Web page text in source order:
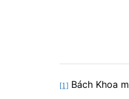
[1] Bách Khoa